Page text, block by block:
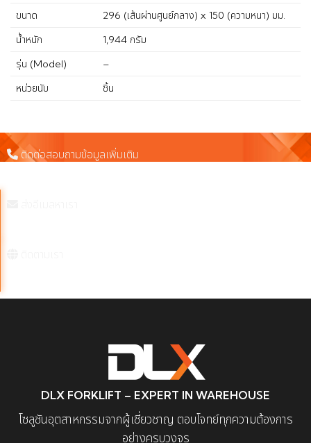
ขนาด
296 (เส้นผ่านศูนย์กลาง) x 150 (ความหนา) มม.
น้ำหนัก
1,944 กรัม
รุ่น (Model)
–
หน่วยนับ
ชิ้น
ติดต่อสอบถามข้อมูลเพิ่มเติม
DLX FORKLIFT – EXPERT IN WAREHOUSE
โซลูชันอุตสาหกรรมจากผู้เชี่ยวชาญ ตอบโจทย์ทุกความต้องการ
อย่างครบวงจร